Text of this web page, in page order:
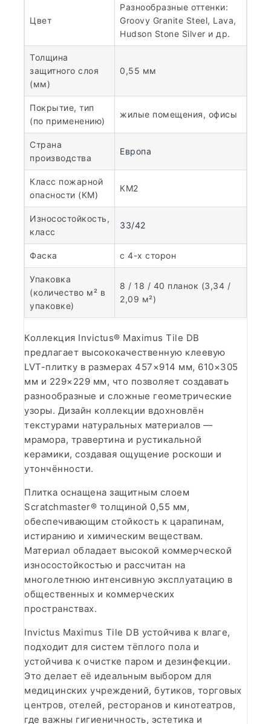
Цвет
Разнообразные оттенки:
Groovy Granite Steel, Lava,
Hudson Stone Silver и др.
Толщина
защитного слоя
(мм)
0,55 мм
Покрытие, тип
(по применению)
жилые помещения, офисы
Страна
производства
Европа
Класс пожарной
опасности (КМ)
КМ2
Износостойкость,
класс
33/42
Фаска с 4-х сторон
Упаковка
(количество м² в
упаковке)
8 / 18 / 40 планок (3,34 /
2,09 м²)
Коллекция Invictus® Maximus Tile DB
предлагает высококачественную клеевую
LVT-плитку в размерах 457×914 мм, 610×305
мм и 229×229 мм, что позволяет создавать
разнообразные и сложные геометрические
узоры. Дизайн коллекции вдохновлён
текстурами натуральных материалов —
мрамора, травертина и рустикальной
керамики, создавая ощущение роскоши и
утончённости.
Плитка оснащена защитным слоем
Scratchmaster® толщиной 0,55 мм,
обеспечивающим стойкость к царапинам,
истиранию и химическим веществам.
Материал обладает высокой коммерческой
износостойкостью и рассчитан на
многолетнюю интенсивную эксплуатацию в
общественных и коммерческих
пространствах.
Invictus Maximus Tile DB устойчива к влаге,
подходит для систем тёплого пола и
устойчива к очистке паром и дезинфекции.
Это делает её идеальным выбором для
медицинских учреждений, бутиков, торговых
центров, отелей, ресторанов и кинотеатров,
где важны гигиеничность, эстетика и